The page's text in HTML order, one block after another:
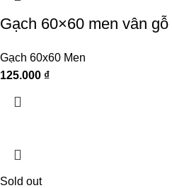
Gạch 60×60 men vân
Gạch 60x60 Men
125.000 ₫
Sold out